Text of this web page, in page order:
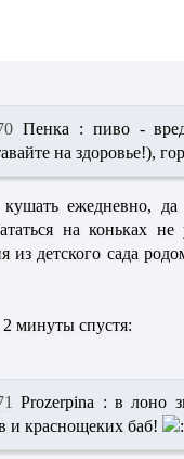
Пенка : пиво -
на здоровье!),
ежедневно, да
на коньках
из детского сада
минуты спустя:
Prozerpina : в лоно
и краснощеких баб!